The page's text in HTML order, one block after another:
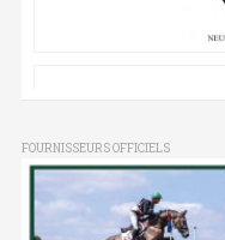
FOURNISSEURS OFFICIELS